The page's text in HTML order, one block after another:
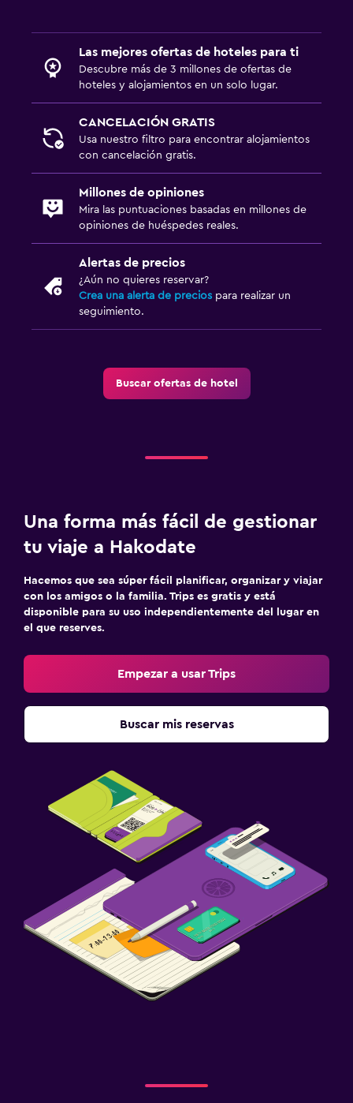
Las mejores ofertas de hoteles para ti
Descubre más de 3 millones de ofertas de
hoteles y alojamientos en un solo lugar.
CANCELACIÓN GRATIS
Usa nuestro filtro para encontrar alojamientos
con cancelación gratis.
Millones de opiniones
Mira las puntuaciones basadas en millones de
opiniones de huéspedes reales.
Alertas de precios
¿Aún no quieres reservar?
Crea una alerta de precios para realizar un
seguimiento.
Buscar ofertas de hotel
Una forma más fácil de gestionar
tu viaje a Hakodate
Hacemos que sea súper fácil planificar, organizar y viajar
con los amigos o la familia. Trips es gratis y está
disponible para su uso independientemente del lugar en
el que reserves.
Empezar a usar Trips
Buscar mis reservas